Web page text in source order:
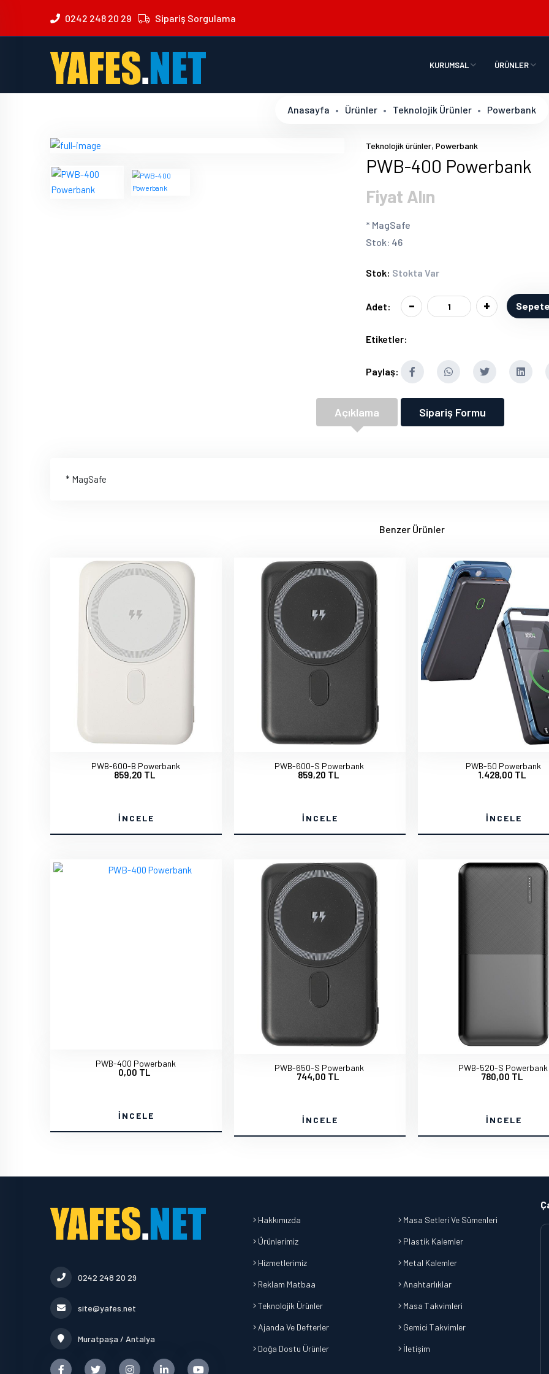
0242 248 20 29 Sipariş Sorgulama
KURUMSAL ÜRÜNLER
Anasayfa Ürünler Teknolojik Ürünler Powerbank
Teknolojik ürünler, Powerbank
PWB-400 Powerbank
Fiyat Alın
* MagSafe
Stok: 46
Stok: Stokta Var
Adet: - +
Etiketler:
Paylaş:
Açıklama Sipariş Formu
* MagSafe
Benzer Ürünler
PWB-600-B Powerbank
859,20 TL
İNCELE
PWB-600-S Powerbank
859,20 TL
İNCELE
PWB-50 Powerbank
1.428,00 TL
İNCELE
PWB-400 Powerbank
0,00 TL
İNCELE
PWB-650-S Powerbank
744,00 TL
İNCELE
PWB-520-S Powerbank
780,00 TL
İNCELE
0242 248 20 29
site@yafes.net
Muratpaşa / Antalya
Hakkımızda
Ürünlerimiz
Hizmetlerimiz
Reklam Matbaa
Teknolojik Ürünler
Ajanda Ve Defterler
Doğa Dostu Ürünler
Masa Setleri Ve Sümenleri
Plastik Kalemler
Metal Kalemler
Anahtarlıklar
Masa Takvimleri
Gemici Takvimler
İletişim